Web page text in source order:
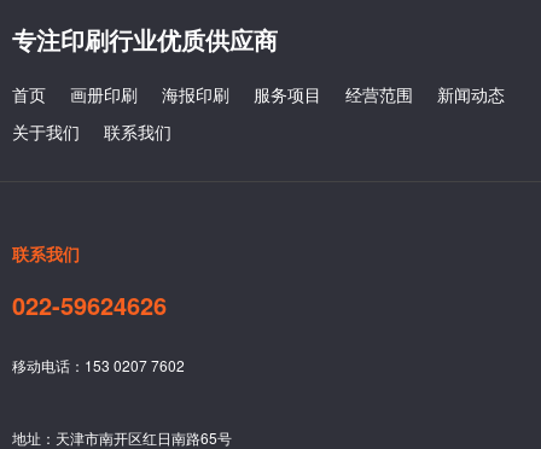
专注印刷行业优质供应商
首页 画册印刷 海报印刷 服务项目 经营范围
新闻动态
关于我们
联系我们
联系我们
022-59624626
移动电话：153 0207 7602
地址：天津市南开区红日南路65号